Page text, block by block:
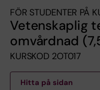
FÖR STUDENTER PÅ
Vetenskaplig
omvårdnad
KURSKOD 2OT017
Hitta på sidan